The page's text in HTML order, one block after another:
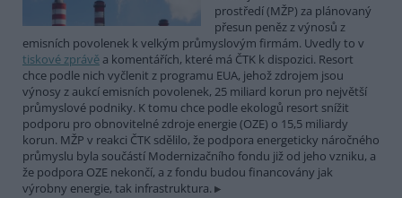
prostředí (MŽP) za plánovaný
přesun peněz z výnosů z
emisních povolenek k velkým průmyslovým firmám. Uvedly to v
tiskové zprávě a komentářích, které má ČTK k dispozici. Resort
chce podle nich vyčlenit z programu EUA, jehož zdrojem jsou
výnosy z aukcí emisních povolenek, 25 miliard korun pro největší
průmyslové podniky. K tomu chce podle ekologů resort snížit
podporu pro obnovitelné zdroje energie (OZE) o 15,5 miliardy
korun. MŽP v reakci ČTK sdělilo, že podpora energeticky náročného
průmyslu byla součástí Modernizačního fondu již od jeho vzniku, a
že podpora OZE nekončí, a z fondu budou financovány jak
výrobny energie, tak infrastruktura.